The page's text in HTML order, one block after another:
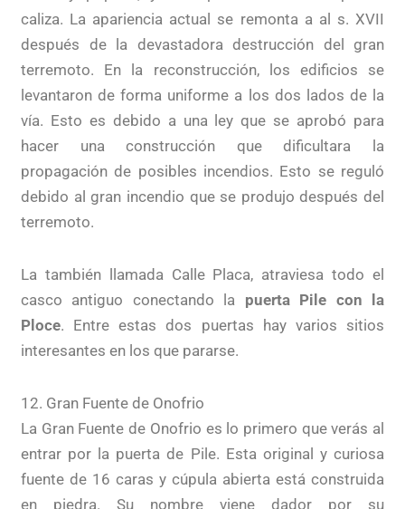
caliza. La apariencia actual se remonta a al s. XVII
después de la devastadora destrucción del gran
terremoto. En la reconstrucción, los edificios se
levantaron de forma uniforme a los dos lados de la
vía. Esto es debido a una ley que se aprobó para
hacer una construcción que dificultara la
propagación de posibles incendios. Esto se reguló
debido al gran incendio que se produjo después del
terremoto.
La también llamada Calle Placa, atraviesa todo el
casco antiguo conectando la puerta Pile con la
Ploce. Entre estas dos puertas hay varios sitios
interesantes en los que pararse.
12. Gran Fuente de Onofrio
La Gran Fuente de Onofrio es lo primero que verás al
entrar por la puerta de Pile. Esta original y curiosa
fuente de 16 caras y cúpula abierta está construida
en piedra. Su nombre viene dador por su